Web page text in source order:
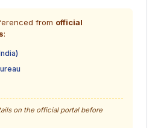
from official
:
on the official portal before